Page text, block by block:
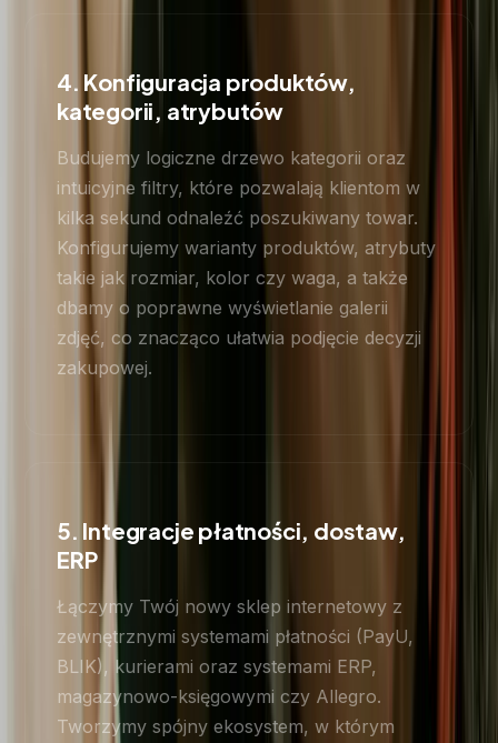
4. Konfiguracja produktów,
kategorii, atrybutów
Budujemy logiczne drzewo kategorii oraz
intuicyjne filtry, które pozwalają klientom w
kilka sekund odnaleźć poszukiwany towar.
Konfigurujemy warianty produktów, atrybuty
takie jak rozmiar, kolor czy waga, a także
dbamy o poprawne wyświetlanie galerii
zdjęć, co znacząco ułatwia podjęcie decyzji
zakupowej.
5. Integracje płatności, dostaw,
ERP
Łączymy Twój nowy sklep internetowy z
zewnętrznymi systemami płatności (PayU,
BLIK), kurierami oraz systemami ERP,
magazynowo-księgowymi czy Allegro.
Tworzymy spójny ekosystem, w którym